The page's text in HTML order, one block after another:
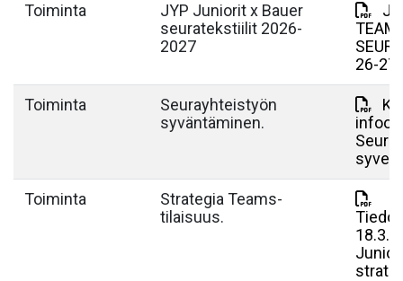
Toiminta
JYP Juniorit x Bauer
seuratekstiilit 2026-
2027
TEAM
26-
Toiminta
Seurayhteistyön
syväntäminen.
Toiminta
Strategia Teams-
tilaisuus.